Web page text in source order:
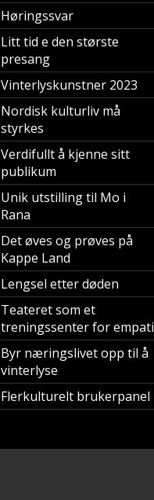
Høringssvar
Litt tid e den største
presang
Vinterlyskunstner 2023
Nordisk kulturliv må
styrkes
Verdifullt å kjenne sitt
publikum
Unik utstilling til Mo i
Rana
Det øves og prøves på
Kappe Land
Lengsel etter døden
Teateret som et
treningssenter for empati
Byr næringslivet opp til å
vinterlyse
Flerkulturelt brukerpanel